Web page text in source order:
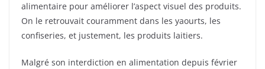
alimentaire pour améliorer l’aspect visuel des produits.
On le retrouvait couramment dans les yaourts, les
confiseries, et justement, les produits laitiers.
Malgré son interdiction en alimentation depuis février